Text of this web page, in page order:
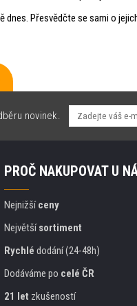
Přesvědčte se sami o
novinek.
PROČ NAKUPOVAT U
Nejnižšíceny
Největšísortiment
Rychlé dodání (24-48h)
Dodáváme po celé ČR
21 let zkušeností